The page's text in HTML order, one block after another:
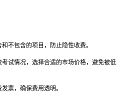
不包含的项目，防止隐性收费。
考试情况，选择合适的市场价格， 避免被低
票，确保费用透明。